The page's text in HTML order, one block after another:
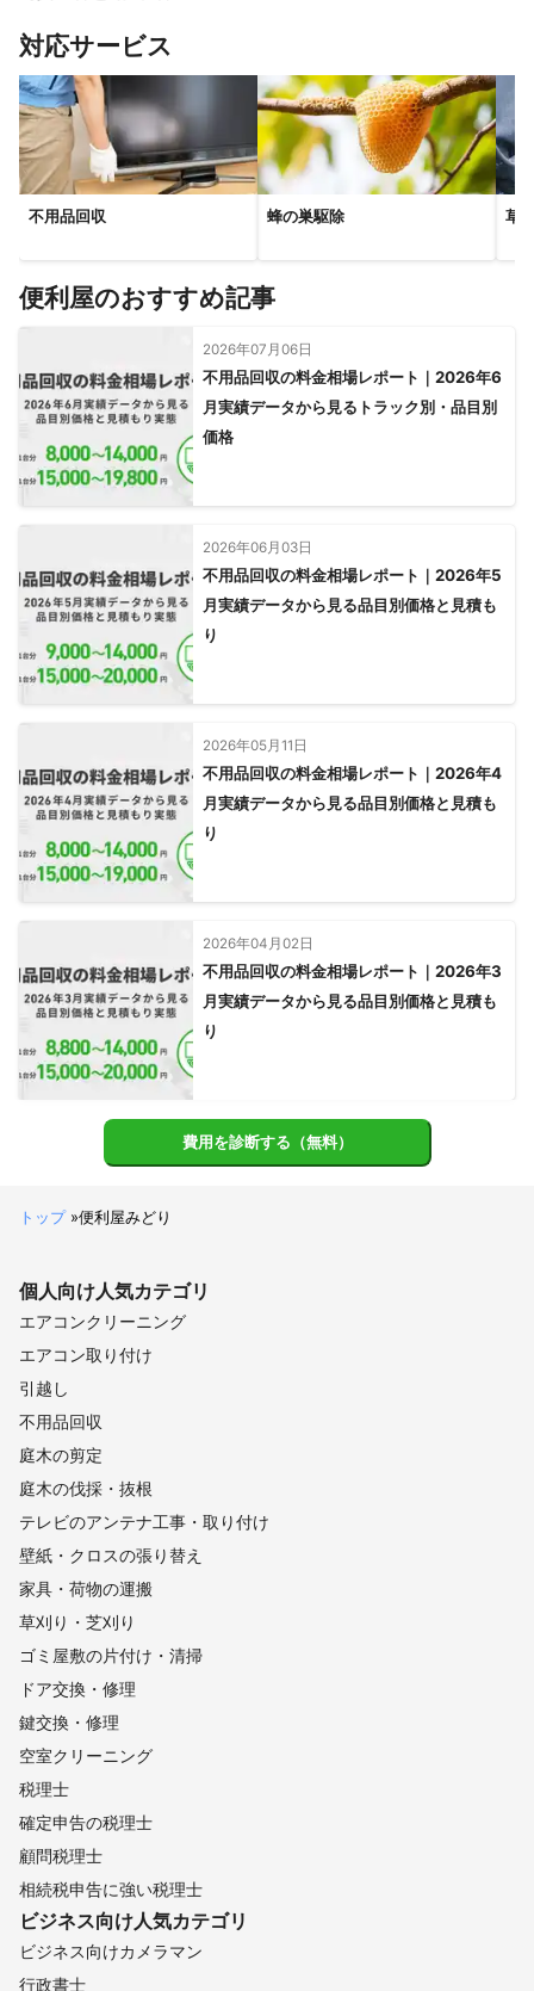
対応サービス
不用品回収 蜂の巣駆除 草
便利屋のおすすめ記事
2026年07月06日
不用品回収の料金相場レポート｜2026年6
月実績データから見るトラック別・品目別
価格
2026年06月03日
不用品回収の料金相場レポート｜2026年5
月実績データから見る品目別価格と見積も
り
2026年05月11日
不用品回収の料金相場レポート｜2026年4
月実績データから見る品目別価格と見積も
り
2026年04月02日
不用品回収の料金相場レポート｜2026年3
月実績データから見る品目別価格と見積も
り
費用を診断する（無料）
トップ»便利屋みどり
個人向け人気カテゴリ
エアコンクリーニング
エアコン取り付け
引越し
不用品回収
庭木の剪定
庭木の伐採・抜根
テレビのアンテナ工事・取り付け
壁紙・クロスの張り替え
家具・荷物の運搬
草刈り・芝刈り
ゴミ屋敷の片付け・清掃
ドア交換・修理
鍵交換・修理
空室クリーニング
税理士
確定申告の税理士
顧問税理士
相続税申告に強い税理士
ビジネス向け人気カテゴリ
ビジネス向けカメラマン
行政書士